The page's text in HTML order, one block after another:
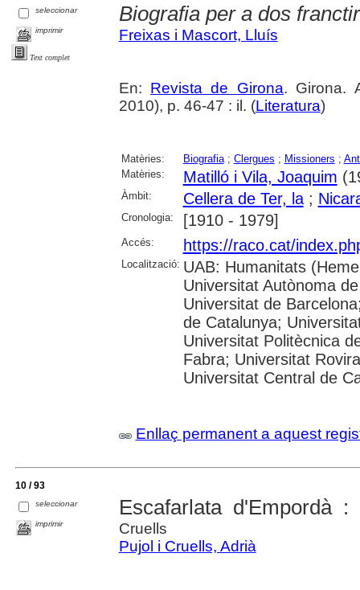
seleccionar
imprimir
Text complet
Biografia per a dos
Freixas i Mascort, Lluís
En: Revista de Girona. Girona.
2010), p. 46-47 : il. (Literatura)
Matèries: Biografia; Clergues ; Missioners ;
Matèries:
Matilló i Vila, Joaquim
Àmbit: Cellera de Ter, la;
Cronologia: [1910 - 1979]
Accés: https://raco.cat/
Localització: UAB: Humanitats
Universitat Autònoma
Universitat de
de Catalunya;
Universitat Politècnica
Fabra; Universitat
Universitat Central de
Enllaç permanent a aquest
10 / 93
seleccionar
imprimir
Escafarlata d'Empordà
Cruells
Pujol i Cruells, Adrià